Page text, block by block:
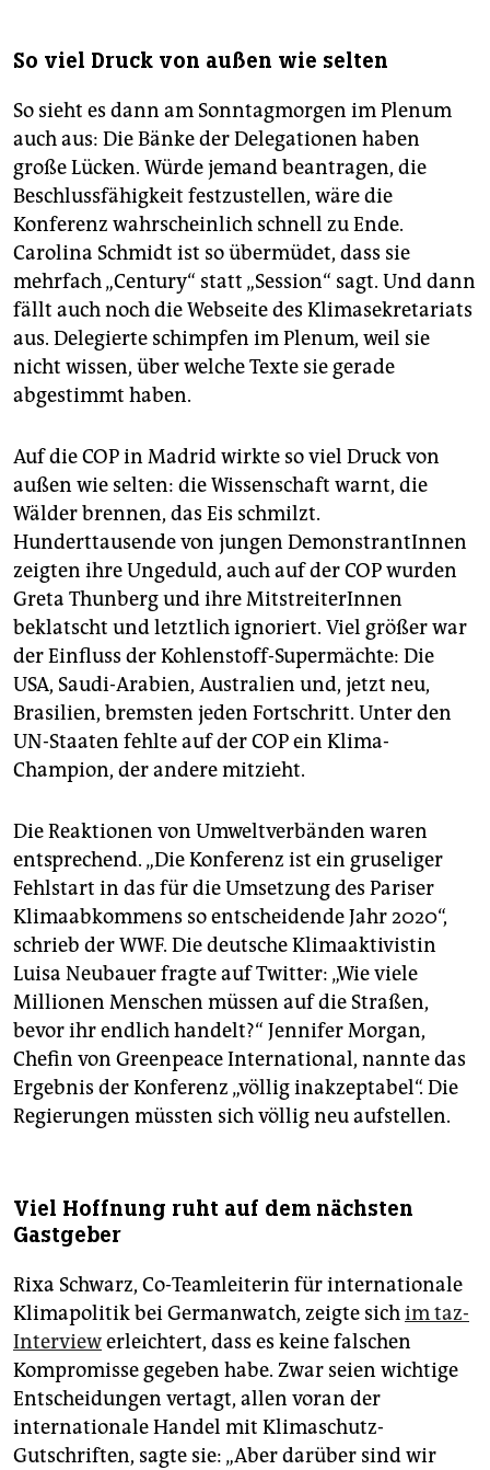
So viel Druck von außen wie selten
So sieht es dann am Sonntagmorgen im Plenum
auch aus: Die Bänke der Delegationen haben
große Lücken. Würde jemand beantragen, die
Beschlussfähigkeit festzustellen, wäre die
Konferenz wahrscheinlich schnell zu Ende.
Carolina Schmidt ist so übermüdet, dass sie
mehrfach „Century“ statt „Session“ sagt. Und dann
fällt auch noch die Webseite des Klimasekretariats
aus. Delegierte schimpfen im Plenum, weil sie
nicht wissen, über welche Texte sie gerade
abgestimmt haben.
Auf die COP in Madrid wirkte so viel Druck von
außen wie selten: die Wissenschaft warnt, die
Wälder brennen, das Eis schmilzt.
Hunderttausende von jungen DemonstrantInnen
zeigten ihre Ungeduld, auch auf der COP wurden
Greta Thunberg und ihre MitstreiterInnen
beklatscht und letztlich ignoriert. Viel größer war
der Einfluss der Kohlenstoff-Supermächte: Die
USA, Saudi-Arabien, Australien und, jetzt neu,
Brasilien, bremsten jeden Fortschritt. Unter den
UN-Staaten fehlte auf der COP ein Klima-
Champion, der andere mitzieht.
Die Reaktionen von Umweltverbänden waren
entsprechend. „Die Konferenz ist ein gruseliger
Fehlstart in das für die Umsetzung des Pariser
Klimaabkommens so entscheidende Jahr 2020“,
schrieb der WWF. Die deutsche Klimaaktivistin
Luisa Neubauer fragte auf Twitter: „Wie viele
Millionen Menschen müssen auf die Straßen,
bevor ihr endlich handelt?“ Jennifer Morgan,
Chefin von Greenpeace International, nannte das
Ergebnis der Konferenz „völlig inakzeptabel“. Die
Regierungen müssten sich völlig neu aufstellen.
Viel Hoffnung ruht auf dem nächsten
Gastgeber
Rixa Schwarz, Co-Teamleiterin für internationale
Klimapolitik bei Germanwatch, zeigte sichim taz-
Interviewerleichtert, dass es keine falschen
Kompromisse gegeben habe. Zwar seien wichtige
Entscheidungen vertagt, allen voran der
internationale Handel mit Klimaschutz-
Gutschriften, sagte sie: „Aber darüber sind wir